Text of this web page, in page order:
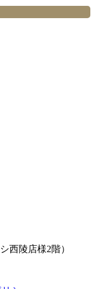
西陵店様2階）